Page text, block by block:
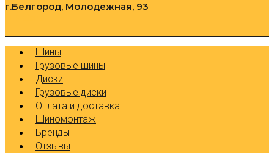
г.Белгород, Молодежная, 93
Шины
Грузовые шины
Диски
Грузовые диски
Оплата и доставка
Шиномонтаж
Бренды
Отзывы